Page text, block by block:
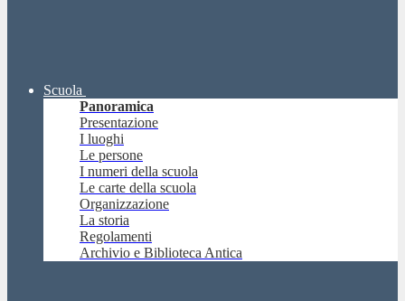
Scuola
Panoramica
Presentazione
I luoghi
Le persone
I numeri della scuola
Le carte della scuola
Organizzazione
La storia
Regolamenti
Archivio e Biblioteca Antica